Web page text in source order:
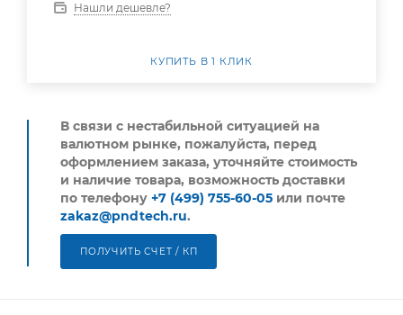
Нашли дешевле?
КУПИТЬ В 1 КЛИК
В связи с нестабильной ситуацией на
валютном рынке, пожалуйста, перед
оформлением заказа, уточняйте стоимость
и наличие товара, возможность доставки
по телефону +7 (499) 755-60-05 или почте
zakaz@pndtech.ru.
ПОЛУЧИТЬ СЧЕТ / КП